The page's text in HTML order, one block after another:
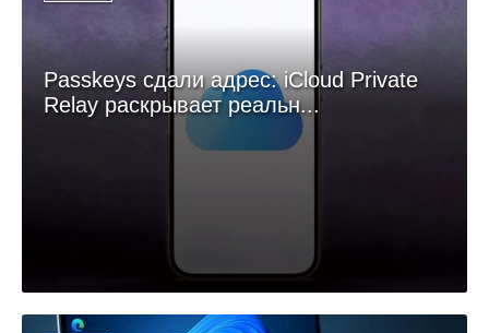
Passkeys сдали адрес: iCloud Private
Relay раскрывает реальн...